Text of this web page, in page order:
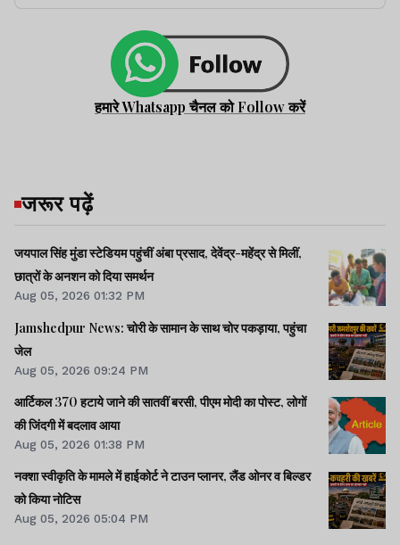
हमारे Whatsapp चैनल को Follow करें
जरूर पढ़ें
जयपाल सिंह मुंडा स्टेडियम पहुंचीं अंबा प्रसाद, देवेंद्र-महेंद्र से मिलीं,
छात्रों के अनशन को दिया समर्थन
Aug 05, 2026 01:32 PM
Jamshedpur News: चोरी के सामान के साथ चोर पकड़ाया, पहुंचा
जेल
Aug 05, 2026 09:24 PM
आर्टिकल 370 हटाये जाने की सातवीं बरसी, पीएम मोदी का पोस्ट, लोगों
की जिंदगी में बदलाव आया
Aug 05, 2026 01:38 PM
नक्शा स्वीकृति के मामले में हाईकोर्ट ने टाउन प्लानर, लैंड ओनर व बिल्डर
को किया नोटिस
Aug 05, 2026 05:04 PM